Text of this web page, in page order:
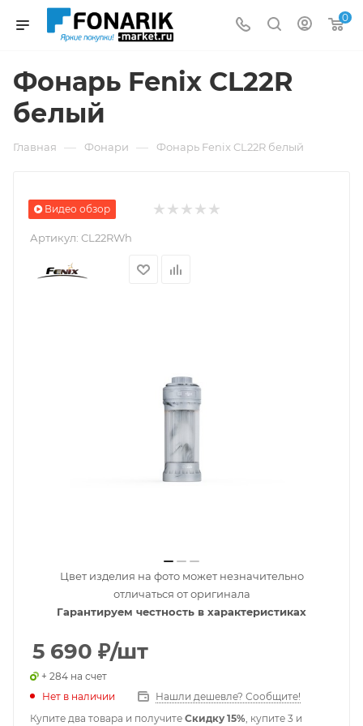
0
Фонарь Fenix CL22R
белый
Главная — Фонари — Фонарь Fenix CL22R белый
Видео обзор
Артикул: CL22RWh
Цвет изделия на фото может незначительно
отличаться от оригинала
Гарантируем честность в характеристиках
5 690 ₽/шт
+ 284 на счет
Нет в наличии
Нашли дешевле? Сообщите!
Купите два товара и получите Скидку 15%, купите 3 и